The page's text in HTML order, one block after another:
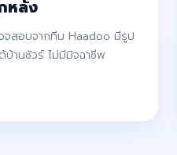
หลัง
สอบจากทีม Haadoo มีรูป
บ้านชัวร์ ไม่มีมิจฉาชีพ